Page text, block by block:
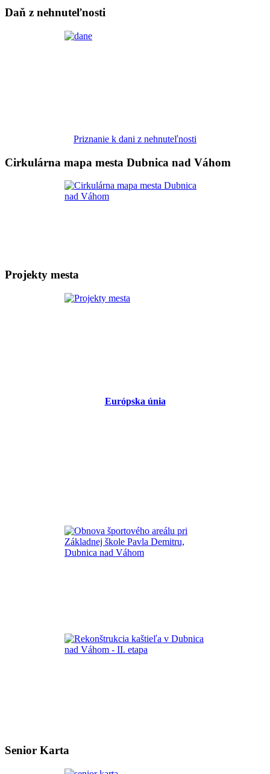
Daň z nehnuteľnosti
Priznanie k dani z nehnuteľnosti
Cirkulárna mapa mesta Dubnica nad Váhom
Projekty mesta
Európska únia
Senior Karta